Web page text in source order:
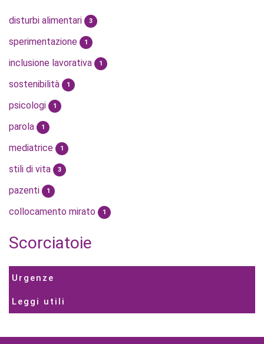
disturbi alimentari 3
sperimentazione 1
inclusione lavorativa 1
sostenibilità 1
psicologi 1
parola 1
mediatrice 1
stili di vita 3
pazenti 1
collocamento mirato 1
Scorciatoie
Urgenze
Leggi utili